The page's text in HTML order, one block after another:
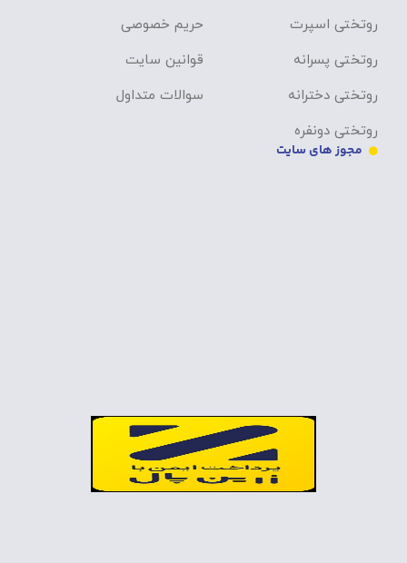
روتختی اسپرت
روتختی پسرانه
روتختی دخترانه
روتختی دونفره
حریم خصوصی
قوانین سایت
سوالات متداول
مجوز های سایت